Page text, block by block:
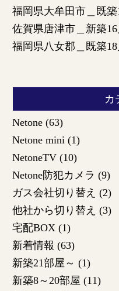
福岡県大牟田市＿既
佐賀県唐津市＿新築
福岡県八女郡＿既築
カ
Netone (63)
Netone mini (1)
NetoneTV (10)
Netone防犯カメラ (9)
ガス会社切り替え (2)
他社から切り替え (3)
宅配BOX (1)
新着情報 (63)
新築21部屋～ (1)
新築8～20部屋 (11)